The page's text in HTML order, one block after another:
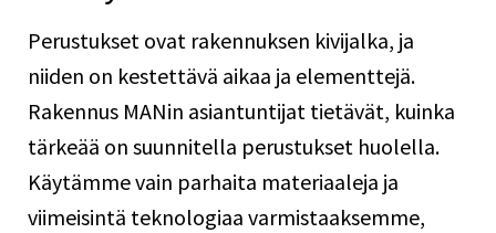
Perustukset ovat rakennuksen kivijalka, ja
niiden on kestettävä aikaa ja elementtejä.
Rakennus MANin asiantuntijat tietävät, kuinka
tärkeää on suunnitella perustukset huolella.
Käytämme vain parhaita materiaaleja ja
viimeisintä teknologiaa varmistaaksemme,